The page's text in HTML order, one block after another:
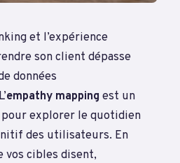
et l’expérience
son client dépasse
données
empathy mapping est un
explorer le quotidien
des utilisateurs. En
vos cibles disent,